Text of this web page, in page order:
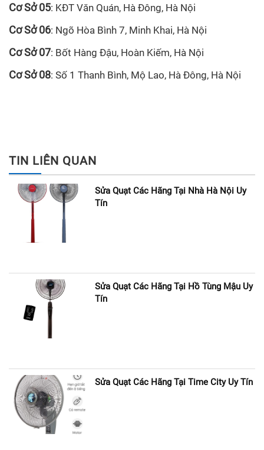
Cơ Sở 05: KĐT Văn Quán, Hà Đông, Hà Nội
Cơ Sở 06: Ngõ Hòa Bình 7, Minh Khai, Hà Nội
Cơ Sở 07: Bốt Hàng Đậu, Hoàn Kiếm, Hà Nội
Cơ Sở 08: Số 1 Thanh Bình, Mộ Lao, Hà Đông, Hà Nội
TIN LIÊN QUAN
Sửa Quạt Các Hãng Tại Nhà Hà Nội Uy
Tín
Sửa Quạt Các Hãng Tại Hồ Tùng Mậu Uy
Tín
Sửa Quạt Các Hãng Tại Time City Uy Tín